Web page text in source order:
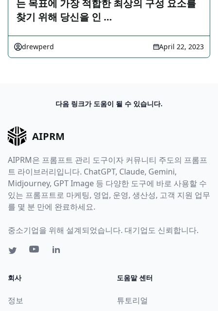
는 목표에 가장 적합한 최상의 구성 요소를
찾기 위해 당신을 인 …
drewperd April 22, 2023
다음 링크가 도움이 될 수 있습니다.
AIPRM
AIPRM은 프롬프트 관리 도구이자 커뮤니티 주도의 프롬프
트 라이브러리입니다. ChatGPT, Claude, Gemini,
Midjourney, GPT Image 등 다양한 도구에 바로 사용할 수
있는 프롬프트로 마케팅, 영업, 운영, 생산성, 고객 지원 업무
를 몇 분 만에 완료하세요.
중소기업을 위해 설계되었습니다. 대기업도 신뢰합니다.
회사
정보
도움말 센터
튜토리얼